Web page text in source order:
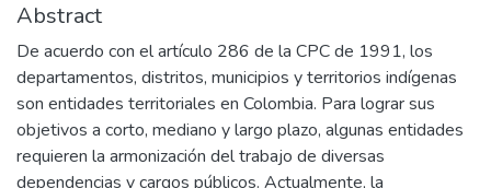
Abstract
De acuerdo con el artículo 286 de la CPC de 1991, los
departamentos, distritos, municipios y territorios indígenas
son entidades territoriales en Colombia. Para lograr sus
objetivos a corto, mediano y largo plazo, algunas entidades
requieren la armonización del trabajo de diversas
dependencias y cargos públicos. Actualmente, la